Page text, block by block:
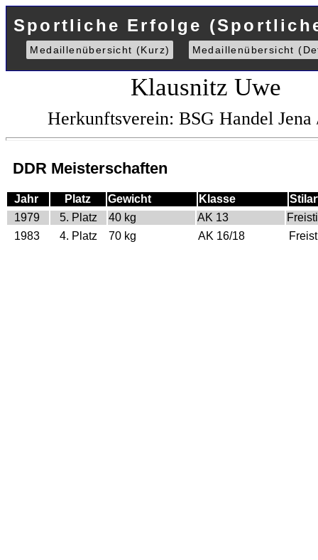
Sportliche Erfolge
Medaillenübersicht (Kurz) Medaillenübersicht
Klausnitz Uwe
Herkunftsverein: BSG Handel
DDR Meisterschaften
Jahr Platz Gewicht Klasse
1979
5. Platz 40 kg AK 13
1983
4. Platz 70 kg AK 16/18